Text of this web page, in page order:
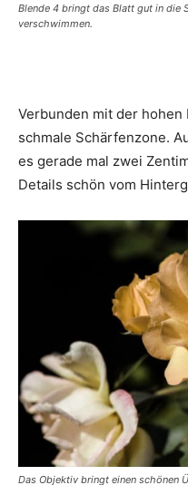
Blende 4 bringt das Blatt gut in die
verschwimmen.
Verbunden mit der
schmale Schärfenzone.
es gerade mal zwei
Details schön vom
Das Objektiv bringt einen schönen